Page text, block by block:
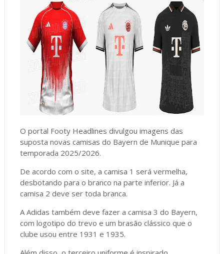
O portal Footy Headlines divulgou imagens das
suposta novas camisas do Bayern de Munique para
temporada 2025/2026.
De acordo com o site, a camisa 1 será vermelha,
desbotando para o branco na parte inferior. Já a
camisa 2 deve ser toda branca.
A Adidas também deve fazer a camisa 3 do Bayern,
com logotipo do trevo e um brasão clássico que o
clube usou entre 1931 e 1935.